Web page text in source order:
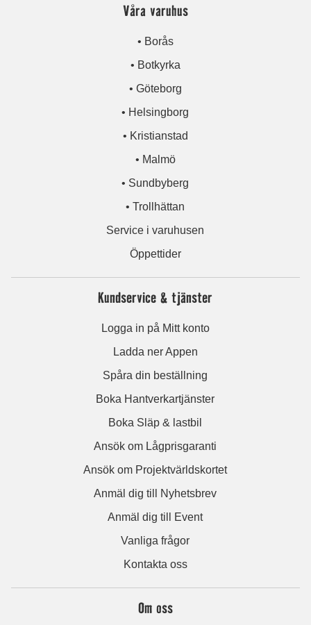
Våra varuhus
• Borås
• Botkyrka
• Göteborg
• Helsingborg
• Kristianstad
• Malmö
• Sundbyberg
• Trollhättan
Service i varuhusen
Öppettider
Kundservice & tjänster
Logga in på Mitt konto
Ladda ner Appen
Spåra din beställning
Boka Hantverkartjänster
Boka Släp & lastbil
Ansök om Lågprisgaranti
Ansök om Projektvärldskortet
Anmäl dig till Nyhetsbrev
Anmäl dig till Event
Vanliga frågor
Kontakta oss
Om oss